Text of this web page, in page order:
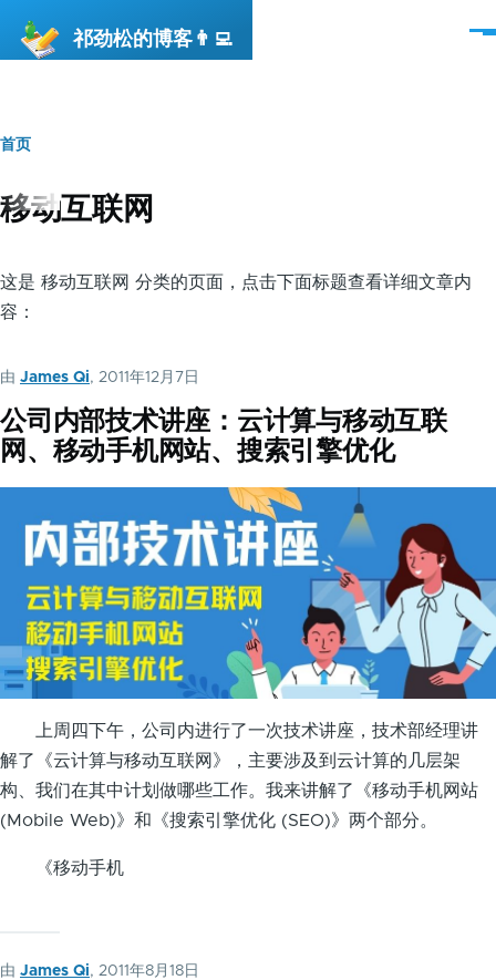
祁劲松的博客👨‍💻
菜
面
包
屑
首页
移动互联网
这是 移动互联网 分类的页面，点击下面标题查看详细文章内
容：
由 James Qi, 2011年12月7日
公司内部技术讲座：云计算与移动互联
网、移动手机网站、搜索引擎优化
上周四下午，公司内进行了一次技术讲座，技术部经理讲
解了《云计算与移动互联网》，主要涉及到云计算的几层架
构、我们在其中计划做哪些工作。我来讲解了《移动手机网站
(Mobile Web)》和《搜索引擎优化 (SEO)》两个部分。
《移动手机
由 James Qi, 2011年8月18日